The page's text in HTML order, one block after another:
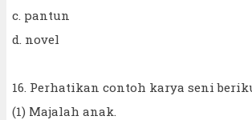
c. pantun
d. novel
16. Perhatikan contoh karya seni
(1) Majalah anak.